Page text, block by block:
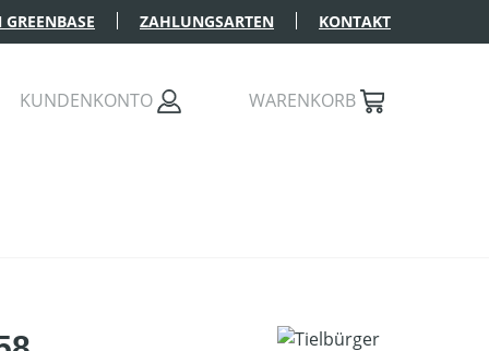
ZAHLUNGSARTEN KONTAKT
KUNDENKONTO WARENKORB